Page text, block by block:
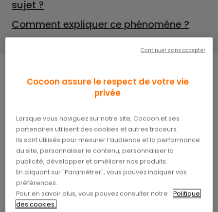
sujet ?
Comment expliquer ce phénomène ?
Non seulement les bienfaits du sport sur la santé
sont indéniables, mais il s’avère qu’il peut aussi
stimuler les fonctions cérébrales des adultes, et
en particulier des seniors.Le sport et la mémoire
sont ainsi étroitement liéscomme l’ont
démontré de nombreuses études.
Le bienfait du sport sur la
mémoire
Cocoon assure le respect de votre vie
privée
Lorsque vous naviguez sur notre site, Cocoon et ses
partenaires utilisent des cookies et autres traceurs.
Ils sont utilisés pour mesurer l’audience et la performance
du site, personnaliser le contenu, personnaliser la
publicité, développer et améliorer nos produits.
En cliquant sur "Paramétrer", vous pouvez indiquer vos
préférences.
Pour en savoir plus, vous pouvez consulter notre : Politique
des cookies.
Continuer sans accepter